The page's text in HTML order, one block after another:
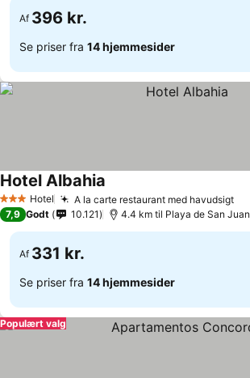
Af 396 kr.
Se priser fra 14 hjemmesider
3 StjernerHotel A la carte restaurant med havudsigt
Hotel Albahia
7,9 Godt 10.121 4.4 km til Playa de San Juan
Af 331 kr.
Se priser fra 14 hjemmesider
Populært valg